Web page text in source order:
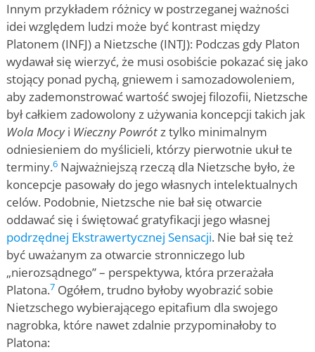
Innym przykładem różnicy w postrzeganej ważności
idei względem ludzi może być kontrast między
Platonem (INFJ) a Nietzsche (INTJ): Podczas gdy Platon
wydawał się wierzyć, że musi osobiście pokazać się jako
stojący ponad pychą, gniewem i samozadowoleniem,
aby zademonstrować wartość swojej filozofii, Nietzsche
był całkiem zadowolony z używania koncepcji takich jak
Wola Mocyi Wieczny Powrótz tylko minimalnym
odniesieniem do myślicieli, którzy pierwotnie ukuł te
terminy.6 Najważniejszą rzeczą dla Nietzsche było, że
koncepcje pasowały do jego własnych intelektualnych
celów. Podobnie, Nietzsche nie bał się otwarcie
oddawać się i świętować gratyfikacji jego własnej
podrzędnej Ekstrawertycznej Sensacji. Nie bał się też
być uważanym za otwarcie stronniczego lub
„nierozsądnego” – perspektywa, która przerażała
Platona.7 Ogółem, trudno byłoby wyobrazić sobie
Nietzschego wybierającego epitafium dla swojego
nagrobka, które nawet zdalnie przypominałoby to
Platona: